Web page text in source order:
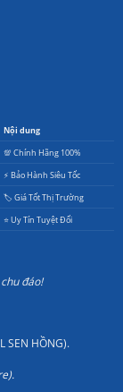
Nội dung
💯 Chính Hãng 100%
⚡ Bảo Hành Siêu Tốc
🏷️ Giá Tốt Thị Trường
⭐ Uy Tín Tuyệt Đối
đáo!
SEN HỒNG).